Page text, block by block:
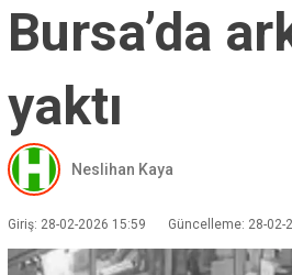
Bursa’da
yaktı
Neslihan Kaya
Giriş: 28-02-2026 15:59 Güncelleme: 28-02-